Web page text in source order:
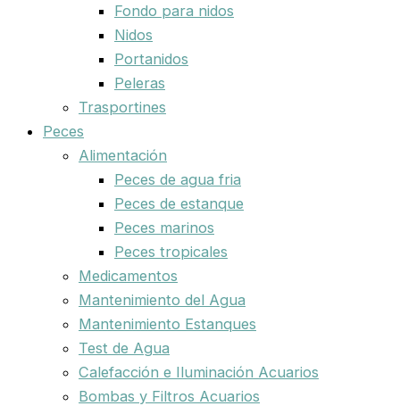
Fondo para nidos
Nidos
Portanidos
Peleras
Trasportines
Peces
Alimentación
Peces de agua fria
Peces de estanque
Peces marinos
Peces tropicales
Medicamentos
Mantenimiento del Agua
Mantenimiento Estanques
Test de Agua
Calefacción e Iluminación Acuarios
Bombas y Filtros Acuarios